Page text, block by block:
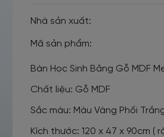
Nhà sản xuất:
Mã sản phẩm:
Bàn Học Sinh Bằng Gỗ MDF
Chất liệu: Gỗ MDF
Sắc màu: Màu Vàng Phối
Kích thước: 120 x 47 x 90cm (